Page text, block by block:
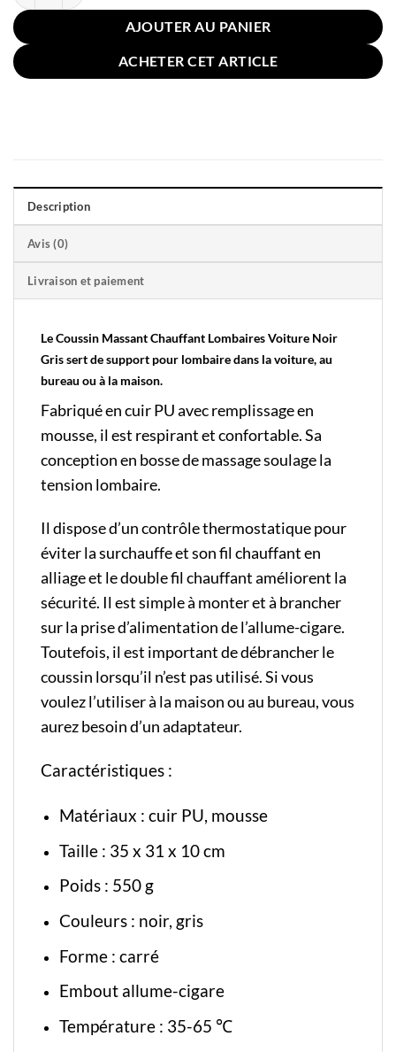
AJOUTER AU PANIER
ACHETER CET ARTICLE
Description
Avis (0)
Livraison et paiement
Le Coussin Massant Chauffant Lombaires Voiture Noir
Gris sert de support pour lombaire dans la voiture, au
bureau ou à la maison.
Fabriqué en cuir PU avec remplissage en
mousse, il est respirant et confortable. Sa
conception en bosse de massage soulage la
tension lombaire.
Il dispose d’un contrôle thermostatique pour
éviter la surchauffe et son fil chauffant en
alliage et le double fil chauffant améliorent la
sécurité. Il est simple à monter et à brancher
sur la prise d’alimentation de l’allume-cigare.
Toutefois, il est important de débrancher le
coussin lorsqu’il n’est pas utilisé. Si vous
voulez l’utiliser à la maison ou au bureau, vous
aurez besoin d’un adaptateur.
Caractéristiques :
Matériaux : cuir PU, mousse
Taille : 35 x 31 x 10 cm
Poids : 550 g
Couleurs : noir, gris
Forme : carré
Embout allume-cigare
Température : 35-65 ℃